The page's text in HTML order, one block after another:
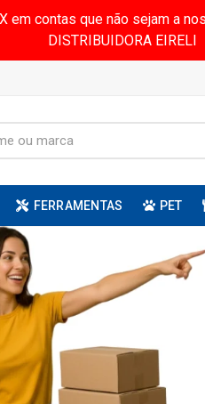
em contas que não sejam a
DISTRIBUIDORA EIRELI
FERRAMENTAS PET